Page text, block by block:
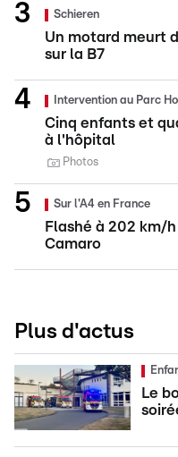
Schieren
Un motard meurt
sur la B7
Intervention au Parc
Cinq enfants et
à l'hôpital
Photos
Sur l'A4 en France
Flashé à 202 km/
Camaro
Plus d'actus
Le